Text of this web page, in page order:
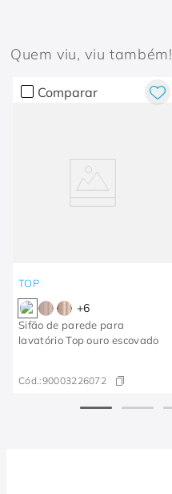
Quem viu, viu também!
Comparar
TOP
+6
Sifão de parede para
lavatório Top ouro escovado
Cód.:90003226072